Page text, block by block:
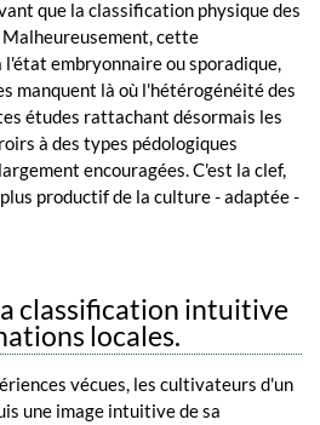
que la classification physique des
cette
embryonnaire ou sporadique,
manquent là où l'hétérogénéité des
études rattachant désormais les
à des types pédologiques
encouragées. C'est la clef,
productif de la culture - adaptée -
classification intuitive
locales.
vécues, les cultivateurs d'un
une image intuitive de sa